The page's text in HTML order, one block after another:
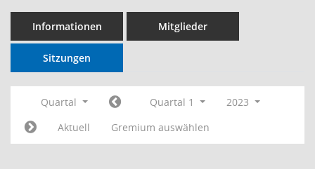
Informationen Mitglieder
Sitzungen
Quartal Quartal 1
2023
Aktuell
Gremium auswählen